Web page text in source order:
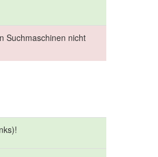
Suchmaschinen nicht